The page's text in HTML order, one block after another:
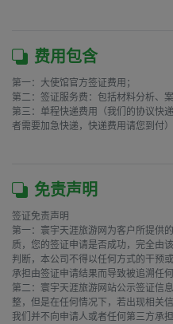
费用包含
第一：大使馆官方签证费用；
第二：签证服务费：包括材料分析、
第三：单程快递费用（我们的协议快
者需要加急快递，快递费用请您到付）
免责声明
签证免责声明
第一：寰宇天涯旅游网为客户所提供
质，您的签证申请是否成功，完全由
判断，本公司不得以任何方式的干预
承担由签证申请结果而导致被追溯任
第二：寰宇天涯旅游网站公示签证信
整，但是在任何情况下，若出现相关
我们并不向申请人或者任何第三方承担